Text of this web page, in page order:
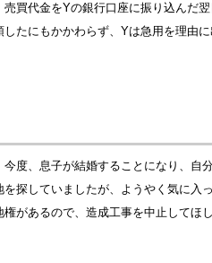
買代金をYの銀行口座に振り込んだ
たにもかかわらず、Yは急用を理由
度、息子が結婚することになり、自
探していましたが、ようやく気に入
があるので、造成工事を中止してほ